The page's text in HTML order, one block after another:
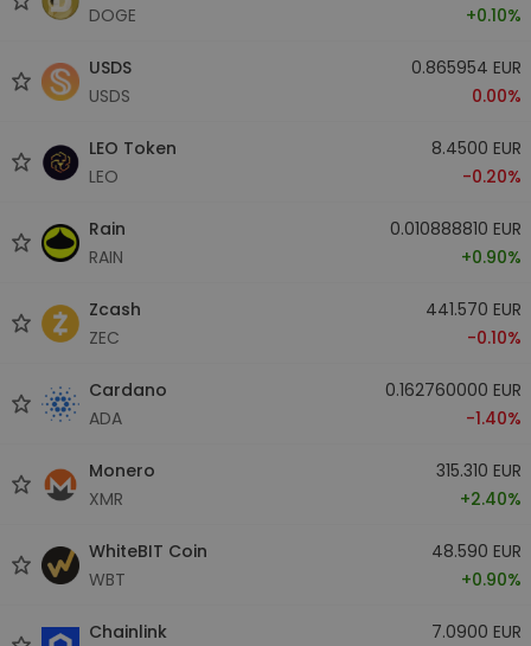
DOGE
+0.10%
USDS
USDS
0.865954 EUR
0.00%
LEO Token
LEO
8.4500 EUR
-0.20%
Rain
RAIN
0.010888810 EUR
+0.90%
Zcash
ZEC
441.570 EUR
-0.10%
Cardano
ADA
0.162760000 EUR
-1.40%
Monero
XMR
315.310 EUR
+2.40%
WhiteBIT Coin
WBT
48.590 EUR
+0.90%
Chainlink
7.0900 EUR